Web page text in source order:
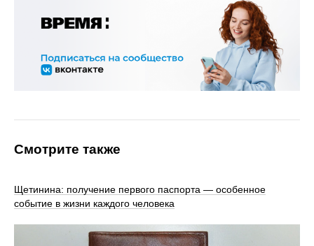
Смотрите также
Щетинина: получение первого паспорта — особенное
событие в жизни каждого человека